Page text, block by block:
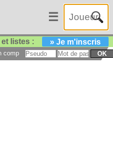
☰
listes : » Je m'inscris
compte : OK